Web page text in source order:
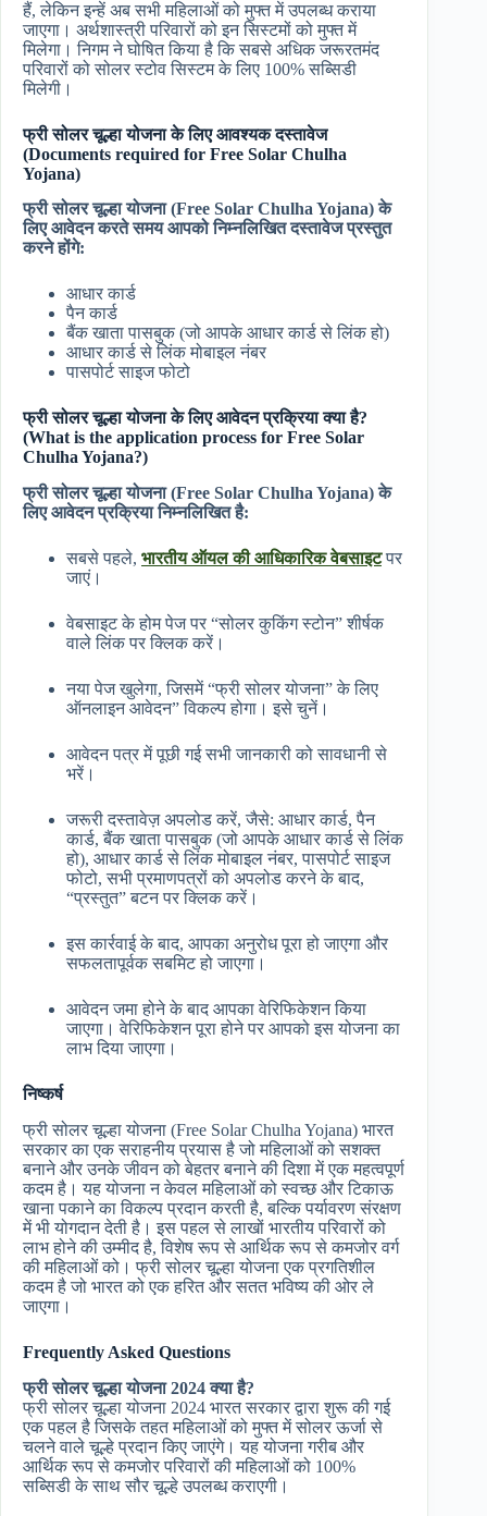
हैं, लेकिन इन्हें अब सभी महिलाओं को मुफ्त में उपलब्ध कराया
जाएगा। अर्थशास्त्री परिवारों को इन सिस्टमों को मुफ्त में
मिलेगा। निगम ने घोषित किया है कि सबसे अधिक जरूरतमंद
परिवारों को सोलर स्टोव सिस्टम के लिए 100% सब्सिडी
मिलेगी।
फ्री सोलर चूल्हा योजना के लिए आवश्यक दस्तावेज
(Documents required for Free Solar Chulha
Yojana)
फ्री सोलर चूल्हा योजना (Free Solar Chulha Yojana) के
लिए आवेदन करते समय आपको निम्नलिखित दस्तावेज प्रस्तुत
करने होंगे:
आधार कार्ड
पैन कार्ड
बैंक खाता पासबुक (जो आपके आधार कार्ड से लिंक हो)
आधार कार्ड से लिंक मोबाइल नंबर
पासपोर्ट साइज फोटो
फ्री सोलर चूल्हा योजना के लिए आवेदन प्रक्रिया क्या है?
(What is the application process for Free Solar
Chulha Yojana?)
फ्री सोलर चूल्हा योजना (Free Solar Chulha Yojana) के
लिए आवेदन प्रक्रिया निम्नलिखित है:
सबसे पहले, भारतीय ऑयल की आधिकारिक वेबसाइटपर
जाएं।
वेबसाइट के होम पेज पर “सोलर कुकिंग स्टोन” शीर्षक
वाले लिंक पर क्लिक करें।
नया पेज खुलेगा, जिसमें “फ्री सोलर योजना” के लिए
ऑनलाइन आवेदन” विकल्प होगा। इसे चुनें।
आवेदन पत्र में पूछी गई सभी जानकारी को सावधानी से
भरें।
जरूरी दस्तावेज़ अपलोड करें, जैसे: आधार कार्ड, पैन
कार्ड, बैंक खाता पासबुक (जो आपके आधार कार्ड से लिंक
हो), आधार कार्ड से लिंक मोबाइल नंबर, पासपोर्ट साइज
फोटो, सभी प्रमाणपत्रों को अपलोड करने के बाद,
“प्रस्तुत” बटन पर क्लिक करें।
इस कार्रवाई के बाद, आपका अनुरोध पूरा हो जाएगा और
सफलतापूर्वक सबमिट हो जाएगा।
आवेदन जमा होने के बाद आपका वेरिफिकेशन किया
जाएगा। वेरिफिकेशन पूरा होने पर आपको इस योजना का
लाभ दिया जाएगा।
निष्कर्ष
फ्री सोलर चूल्हा योजना (Free Solar Chulha Yojana) भारत
सरकार का एक सराहनीय प्रयास है जो महिलाओं को सशक्त
बनाने और उनके जीवन को बेहतर बनाने की दिशा में एक महत्वपूर्ण
कदम है। यह योजना न केवल महिलाओं को स्वच्छ और टिकाऊ
खाना पकाने का विकल्प प्रदान करती है, बल्कि पर्यावरण संरक्षण
में भी योगदान देती है। इस पहल से लाखों भारतीय परिवारों को
लाभ होने की उम्मीद है, विशेष रूप से आर्थिक रूप से कमजोर वर्ग
की महिलाओं को। फ्री सोलर चूल्हा योजना एक प्रगतिशील
कदम है जो भारत को एक हरित और सतत भविष्य की ओर ले
जाएगा।
Frequently Asked Questions
फ्री सोलर चूल्हा योजना 2024 क्या है?
फ्री सोलर चूल्हा योजना 2024 भारत सरकार द्वारा शुरू की गई
एक पहल है जिसके तहत महिलाओं को मुफ्त में सोलर ऊर्जा से
चलने वाले चूल्हे प्रदान किए जाएंगे। यह योजना गरीब और
आर्थिक रूप से कमजोर परिवारों की महिलाओं को 100%
सब्सिडी के साथ सौर चूल्हे उपलब्ध कराएगी।